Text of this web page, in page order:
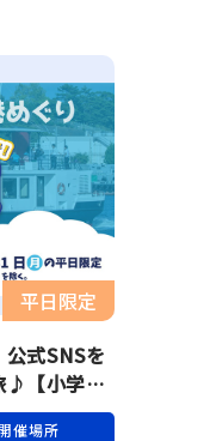
平日限定
公式SNSを
♪【小学生
催場所